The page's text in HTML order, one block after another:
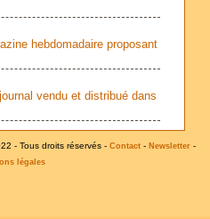
hebdomadaire proposant
vendu et distribué dans
- Tous droits réservés - Contact - Newsletter -
légales